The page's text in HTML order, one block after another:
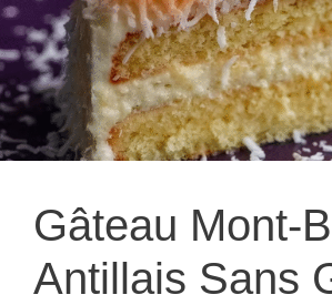
Gâteau Mont-
Antillais Sans